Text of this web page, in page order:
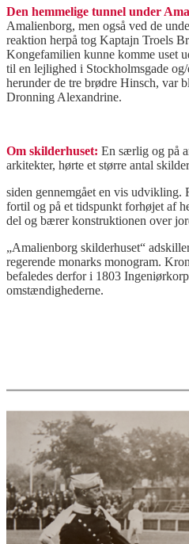
Den hemmelige tunnel under
Amalienborg, men også ved de
reaktion herpå tog Kaptajn Troels
Kongefamilien kunne komme uset
til en lejlighed i Stockholmsgade
herunder de tre brødre Hinsch, var
Dronning Alexandrine.
Om skilderhuset: En særlig og på
arkitekter, hørte et større antal
siden gennemgået en vis udvikling.
fortil og på et tidspunkt forhøjet af
del og bærer konstruktionen over
„Amalienborg skilderhuset“
regerende monarks monogram.
befaledes derfor i 1803
omstændighederne.